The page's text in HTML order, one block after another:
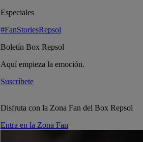
Especiales
#FanStoriesRepsol
Boletín Box Repsol
Aquí empieza la emoción.
Suscríbete
Disfruta con la Zona Fan del Box Repsol
Entra en la Zona Fan